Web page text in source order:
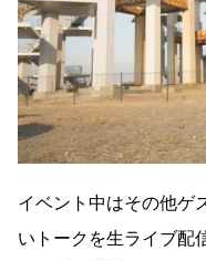
イベント中はその他ゲ
いトークを生ライブ配